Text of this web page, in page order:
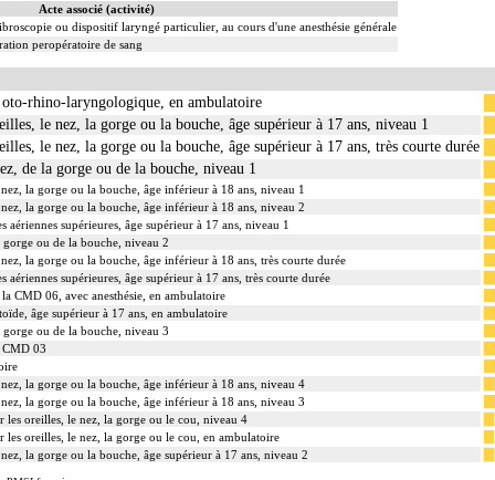
Acte associé (activité)
ou dispositif laryngé particulier, au cours d'une anesthésie générale
peropératoire de sang
oto-rhino-laryngologique, en ambulatoire
le nez, la gorge ou la bouche, âge supérieur à 17 ans, niveau 1
le nez, la gorge ou la bouche, âge supérieur à 17 ans, très courte durée
de la gorge ou de la bouche, niveau 1
la gorge ou la bouche, âge inférieur à 18 ans, niveau 1
la gorge ou la bouche, âge inférieur à 18 ans, niveau 2
aériennes supérieures, âge supérieur à 17 ans, niveau 1
ou de la bouche, niveau 2
la gorge ou la bouche, âge inférieur à 18 ans, très courte durée
aériennes supérieures, âge supérieur à 17 ans, très courte durée
CMD 06, avec anesthésie, en ambulatoire
âge supérieur à 17 ans, en ambulatoire
ou de la bouche, niveau 3
CMD 03
la gorge ou la bouche, âge inférieur à 18 ans, niveau 4
la gorge ou la bouche, âge inférieur à 18 ans, niveau 3
les oreilles, le nez, la gorge ou le cou, niveau 4
oreilles, le nez, la gorge ou le cou, en ambulatoire
la gorge ou la bouche, âge supérieur à 17 ans, niveau 2